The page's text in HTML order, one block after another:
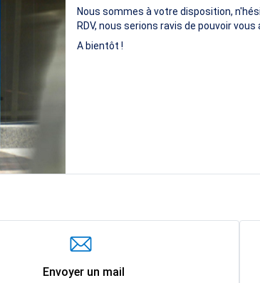
Nous sommes à votre disposition,
RDV, nous serions ravis de pouvoir
A bientôt !
Envoyer un mail